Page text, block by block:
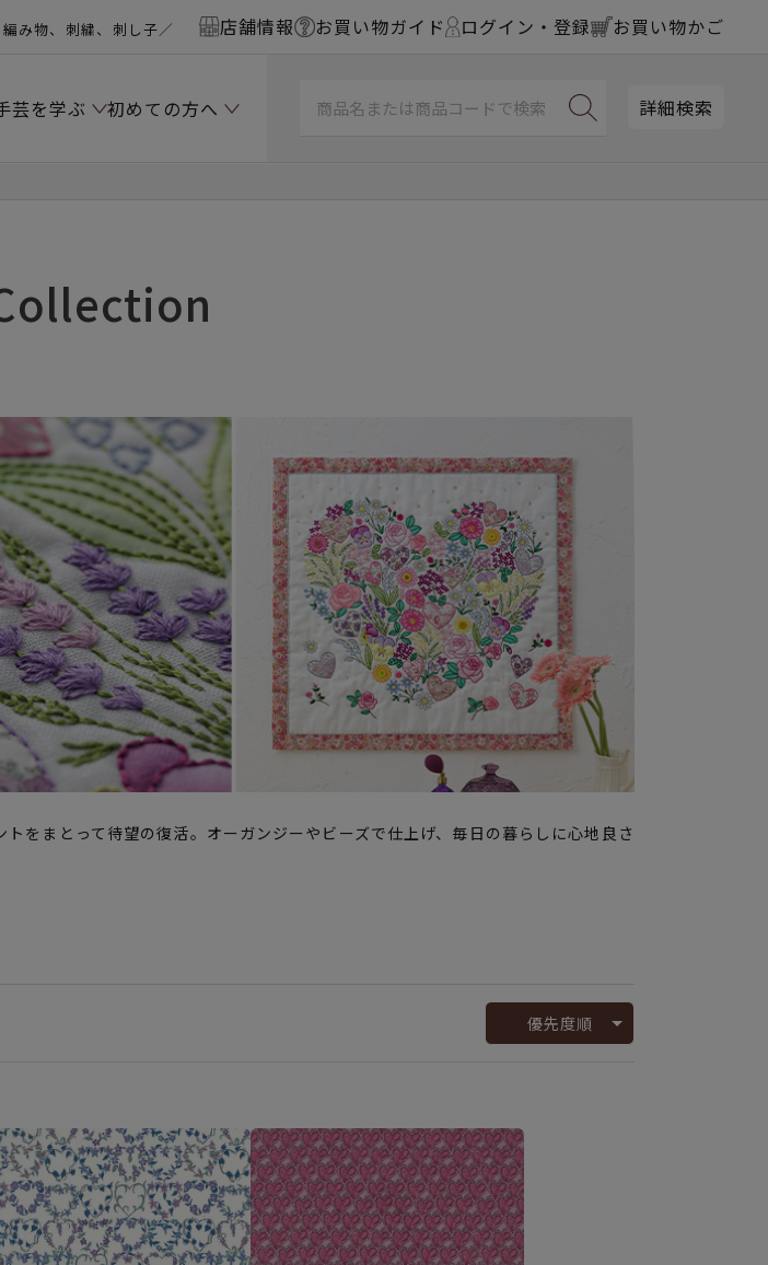
み物、刺繍、刺し子／ 店舗情報 お買い物ガイド ログイン・登録 お買い物かご
芸を学ぶ 初めての方へ 詳細検索
をまとって待望の復活。オーガンジーやビーズで仕上げ、毎日の暮らしに心地良さ
優先度順